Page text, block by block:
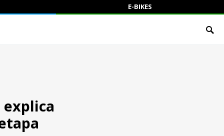
E-BIKES
explica